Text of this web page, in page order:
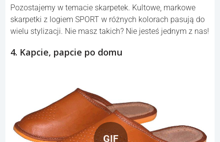
Pozostajemy w temacie skarpetek. Kultowe, markowe
skarpetki z logiem SPORT w różnych kolorach pasują do
wielu stylizacji. Nie masz takich? Nie jesteś jednym z nas!
4. Kapcie, papcie po domu
GIF